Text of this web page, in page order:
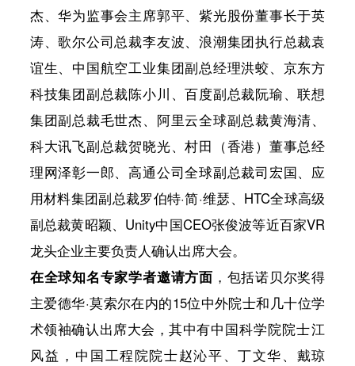
杰、华为监事会主席郭平、紫光股份董事长于英
涛、歌尔公司总裁李友波、浪潮集团执行总裁袁
谊生、中国航空工业集团副总经理洪蛟、京东方
科技集团副总裁陈小川、百度副总裁阮瑜、联想
集团副总裁毛世杰、阿里云全球副总裁黄海清、
科大讯飞副总裁贺晓光、村田（香港）董事总经
理网泽彰一郎、高通公司全球副总裁司宏国、应
用材料集团副总裁罗伯特·简·维瑟、HTC全球高级
副总裁黄昭颖、Unity中国CEO张俊波等近百家VR
龙头企业主要负责人确认出席大会。
在全球知名专家学者邀请方面 ，包括诺贝尔奖得
主爱德华·莫索尔在内的15位中外院士和几十位学
术领袖确认出席大会，其中有中国科学院院士江
风益 ， 中国工程院院士赵沁平、丁文华、戴琼